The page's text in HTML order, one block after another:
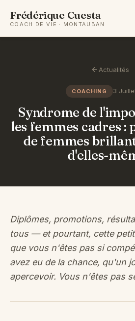
Frédérique Cuesta
COACH DE VIE · MONTAUBAN
Actualités
COACHING 3
Syndrome de
les femmes cadres :
de femmes
d'elles-
Diplômes, promotions,
tous — et pourtant, cette
que vous n'êtes pas si
avez eu de la chance, qu'un
apercevoir. Vous n'êtes pas